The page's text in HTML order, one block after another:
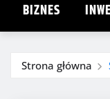
BIZNES
Strona główna